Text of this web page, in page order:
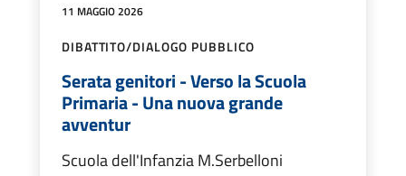
11 MAGGIO 2026
DIBATTITO/DIALOGO PUBBLICO
Serata genitori - Verso la Scuola
Primaria - Una nuova grande
avventur
Scuola dell'Infanzia M.Serbelloni